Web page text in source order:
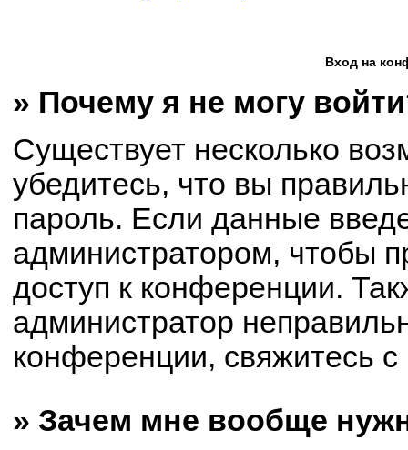
Вход на
» Почему я не могу
Существует несколько
убедитесь, что вы
пароль. Если данные
администратором, чтобы
доступ к конференции.
администратор
конференции, свяжитесь
» Зачем мне вообще